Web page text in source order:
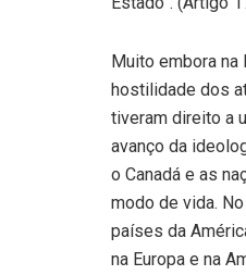
Muito embora
hostilidade dos
tiveram direito a
avanço da
o Canadá e as
modo de vida.
países da
na Europa e na